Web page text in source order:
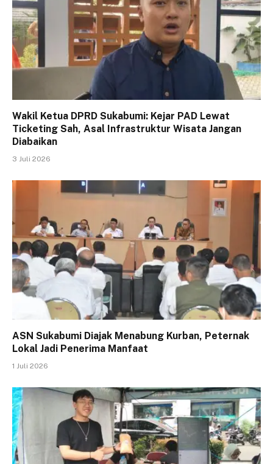
Wakil Ketua DPRD Sukabumi: Kejar PAD Lewat
Ticketing Sah, Asal Infrastruktur Wisata Jangan
Diabaikan
3 Juli 2026
ASN Sukabumi Diajak Menabung Kurban, Peternak
Lokal Jadi Penerima Manfaat
1 Juli 2026